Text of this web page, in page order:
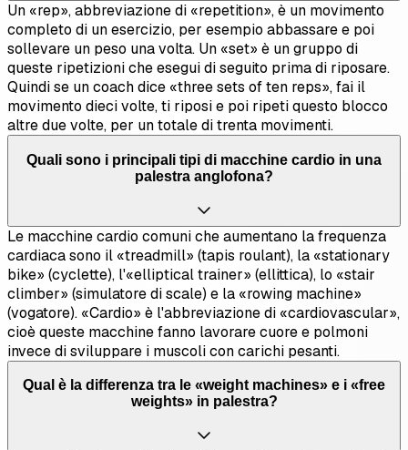
Un «rep», abbreviazione di «repetition», è un movimento
completo di un esercizio, per esempio abbassare e poi
sollevare un peso una volta. Un «set» è un gruppo di
queste ripetizioni che esegui di seguito prima di riposare.
Quindi se un coach dice «three sets of ten reps», fai il
movimento dieci volte, ti riposi e poi ripeti questo blocco
altre due volte, per un totale di trenta movimenti.
Quali sono i principali tipi di macchine cardio in una
palestra anglofona?
Le macchine cardio comuni che aumentano la frequenza
cardiaca sono il «treadmill» (tapis roulant), la «stationary
bike» (cyclette), l'«elliptical trainer» (ellittica), lo «stair
climber» (simulatore di scale) e la «rowing machine»
(vogatore). «Cardio» è l'abbreviazione di «cardiovascular»,
cioè queste macchine fanno lavorare cuore e polmoni
invece di sviluppare i muscoli con carichi pesanti.
Qual è la differenza tra le «weight machines» e i «free
weights» in palestra?